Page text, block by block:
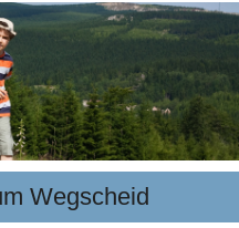
Wegscheid